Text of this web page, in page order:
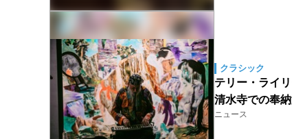
クラシック
テリー・ライ
清水寺での奉
ニュース